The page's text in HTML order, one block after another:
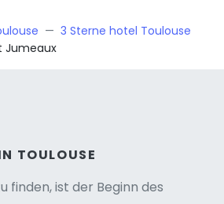
3 Sterne hotel Toulouse
Jumeaux
TOULOUSE
finden, ist der Beginn des